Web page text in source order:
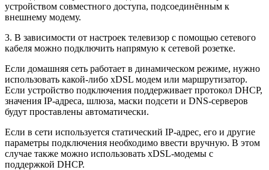
устройством совместного доступа, подсоединённым к
внешнему модему.
3. В зависимости от настроек телевизор с помощью сетевого
кабеля можно подключить напрямую к сетевой розетке.
Если домашняя сеть работает в динамическом режиме, нужно
использовать какой-либо xDSL модем или маршрутизатор.
Если устройство подключения поддерживает протокол DHCP,
значения IP-адреса, шлюза, маски подсети и DNS-серверов
будут проставлены автоматически.
Если в сети используется статический IP-адрес, его и другие
параметры подключения необходимо ввести вручную. В этом
случае также можно использовать xDSL-модемы с
поддержкой DHCP.